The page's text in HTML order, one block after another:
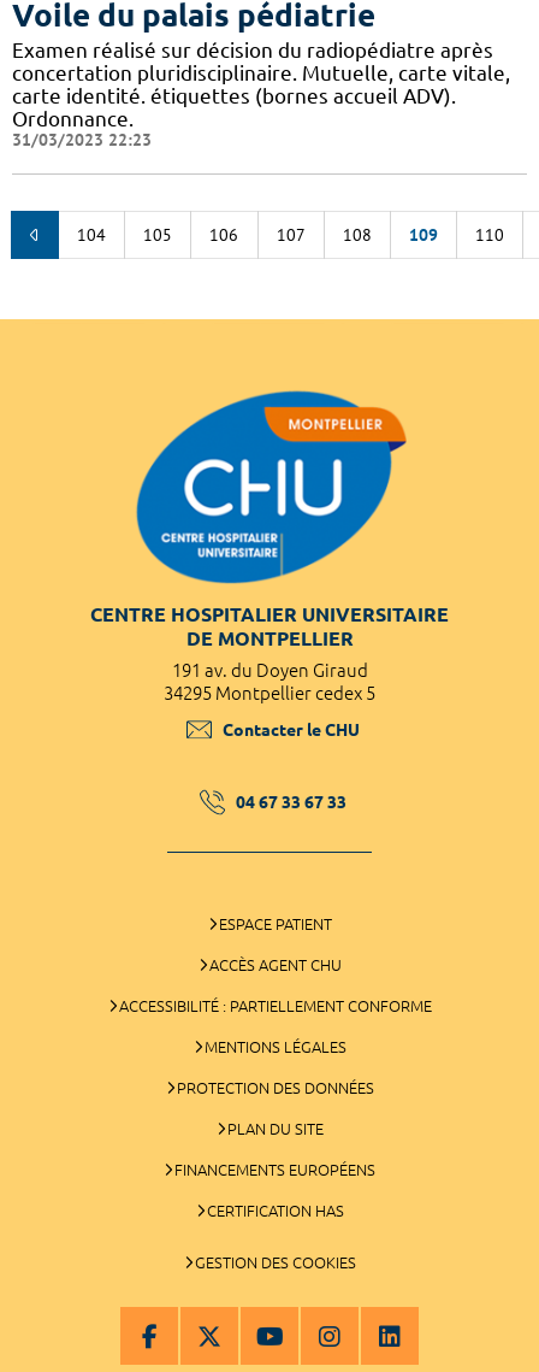
Voile du palais pédiatrie
Examen réalisé sur décision du radiopédiatre après
concertation pluridisciplinaire. Mutuelle, carte vitale,
carte identité. étiquettes (bornes accueil ADV).
Ordonnance.
31/03/2023 22:23
104 105 106 107 108 109 110
CENTRE HOSPITALIER UNIVERSITAIRE
DE MONTPELLIER
191 av. du Doyen Giraud
34295 Montpellier cedex 5
Contacter le CHU
04 67 33 67 33
ESPACE PATIENT
ACCÈS AGENT CHU
ACCESSIBILITÉ : PARTIELLEMENT CONFORME
MENTIONS LÉGALES
PROTECTION DES DONNÉES
PLAN DU SITE
FINANCEMENTS EUROPÉENS
CERTIFICATION HAS
GESTION DES COOKIES